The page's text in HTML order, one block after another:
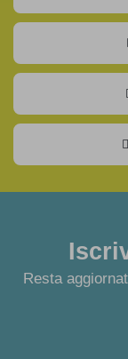
Resta